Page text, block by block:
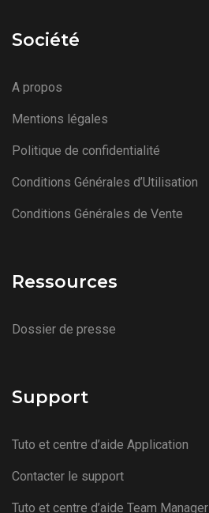
Société
A propos
Mentions légales
Politique de confidentialité
Conditions Générales d’Utilisation
Conditions Générales de Vente
Ressources
Dossier de presse
Support
Tuto et centre d’aide Application
Contacter le support
Tuto et centre d’aide Team Manager